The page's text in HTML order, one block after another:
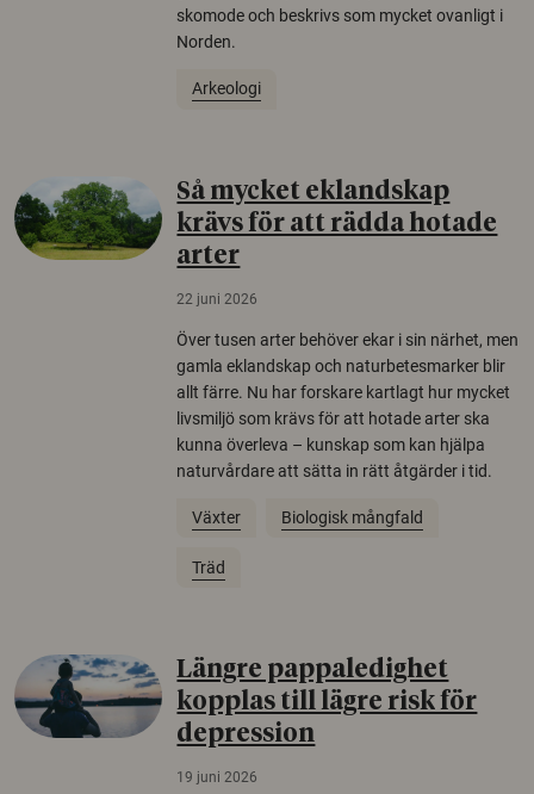
skomode och beskrivs som mycket ovanligt i
Norden.
Arkeologi
Så mycket eklandskap
krävs för att rädda hotade
arter
22 juni 2026
Över tusen arter behöver ekar i sin närhet, men
gamla eklandskap och naturbetesmarker blir
allt färre. Nu har forskare kartlagt hur mycket
livsmiljö som krävs för att hotade arter ska
kunna överleva – kunskap som kan hjälpa
naturvårdare att sätta in rätt åtgärder i tid.
Växter Biologisk mångfald
Träd
Längre pappaledighet
kopplas till lägre risk för
depression
19 juni 2026